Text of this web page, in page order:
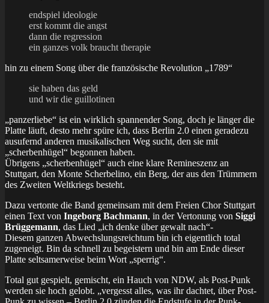
endspiel ideologie
erst kommt die angst
dann die regression
ein ganzes volk braucht therapie
hin zu einem Song über die französische Revolution „1789“
sie haben das geld
und wir die guillotinen
„panzerliebe“ ist ein wirklich spannender Song, doch je länger die
Platte läuft, desto mehr spüre ich, dass Berlin 2.0 einen geradezu
ausufernd anderen musikalischen Weg sucht, den sie mit
„scherbenhügel“ begonnen haben.
Übrigens „scherbenhügel“ auch eine klare Remineszenz an
Stuttgart, den Monte Scherbelino, ein Berg, der aus den Trümmern
des Zweiten Weltkriegs besteht.
Dazu vertonte die Band gemeinsam mit dem Freien Chor Stuttgart
einen Text von Ingeborg Bachmann, in der Vertonung von Siggi
Brüggemann, das Lied „ich denke über gewalt nach“-
Diesem ganzen Abwechslungsreichtum bin ich eigentlich total
zugeneigt. Bin da schnell zu begeistern und bin am Ende dieser
Platte seltsamerweise beim Wort „sperrig“.
Total gut gespielt, gemischt, ein Hauch von NDW, als Post-Punk
werden sie hoch gelobt. „vergesst alles, was ihr dachtet, über Post-